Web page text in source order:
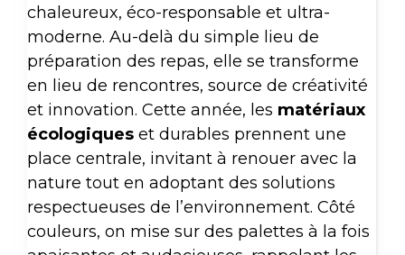
chaleureux, éco-responsable et ultra-
moderne. Au-delà du simple lieu de
préparation des repas, elle se transforme
en lieu de rencontres, source de créativité
et innovation. Cette année, les matériaux
écologiques et durables prennent une
place centrale, invitant à renouer avec la
nature tout en adoptant des solutions
respectueuses de l’environnement. Côté
couleurs, on mise sur des palettes à la fois